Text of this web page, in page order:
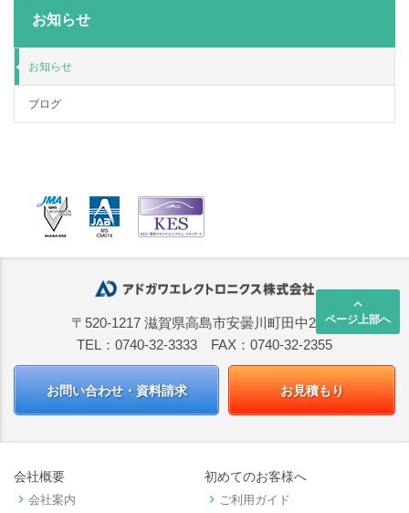
お知らせ
お知らせ
ブログ
keyboard_arrow_up
ページ上部へ
〒520-1217 滋賀県高島市安曇川町田中2668
TEL：0740-32-3333 FAX：0740-32-2355
お問い合わせ・資料請求 お見積もり
会社概要
keyboard_arrow_right 会社案内
初めてのお客様へ
keyboard_arrow_right ご利用ガイド